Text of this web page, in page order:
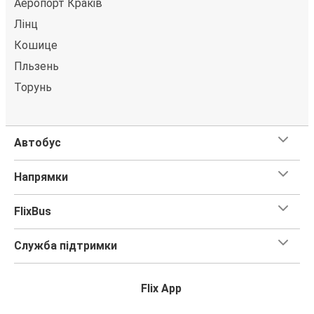
Аеропорт Краків
Лінц
Кошице
Пльзень
Торунь
Автобус
Напрямки
FlixBus
Служба підтримки
Flix App